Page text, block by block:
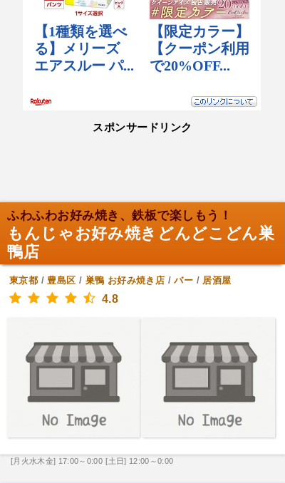
スポンサードリンク
ふわふわお好み焼き、鉄板で楽しもう！
もんじゃお好み焼きどんどこどん巣
鴨店
東京都 /豊島区 / 巣鴨 お好み焼き店 /バー / 居酒屋
4.8
[月火水木金] 17:00～0:00 [土日] 12:00～0:00